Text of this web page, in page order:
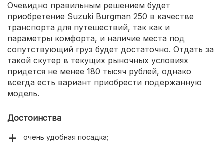
Очевидно правильным решением будет
приобретение Suzuki Burgman 250 в качестве
транспорта для путешествий, так как и
параметры комфорта, и наличие места под
сопутствующий груз будет достаточно. Отдать за
такой скутер в текущих рыночных условиях
придется не менее 180 тысяч рублей, однако
всегда есть вариант приобрести подержанную
модель.
Достоинства
очень удобная посадка;